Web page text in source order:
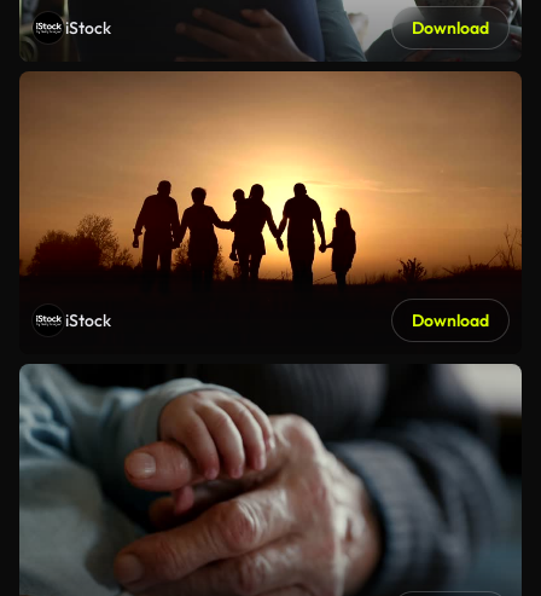
iStock Download
iStock Download